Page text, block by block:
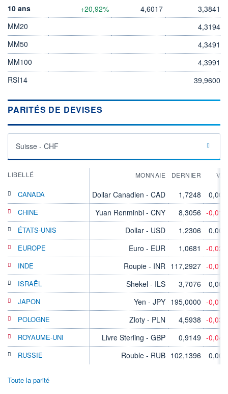
10 ans
+20,92% 4,6017
3,3841
MM20
4,3194
MM50
4,3491
MM100
4,3991
RSI14
39,9600
PARITÉS DE DEVISES
Suisse - CHF
LIBELLÉ MONNAIE DERNIER
CANADA Dollar Canadien - CAD 1,7248
CHINE Yuan Renminbi - CNY 8,3056 -
ÉTATS-UNIS Dollar - USD 1,2306
EUROPE Euro - EUR 1,0681 -
INDE Roupie - INR 117,2927 -
ISRAËL Shekel - ILS 3,7076
JAPON Yen - JPY 195,0000 -
POLOGNE Zloty - PLN 4,5938 -
ROYAUME-UNI Livre Sterling - GBP 0,9149 -
RUSSIE Rouble - RUB 102,1396
Toute la parité